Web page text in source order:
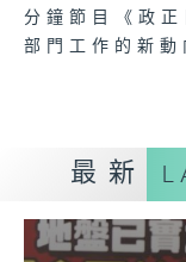
分鐘節目《政
部門工作的新動
最新